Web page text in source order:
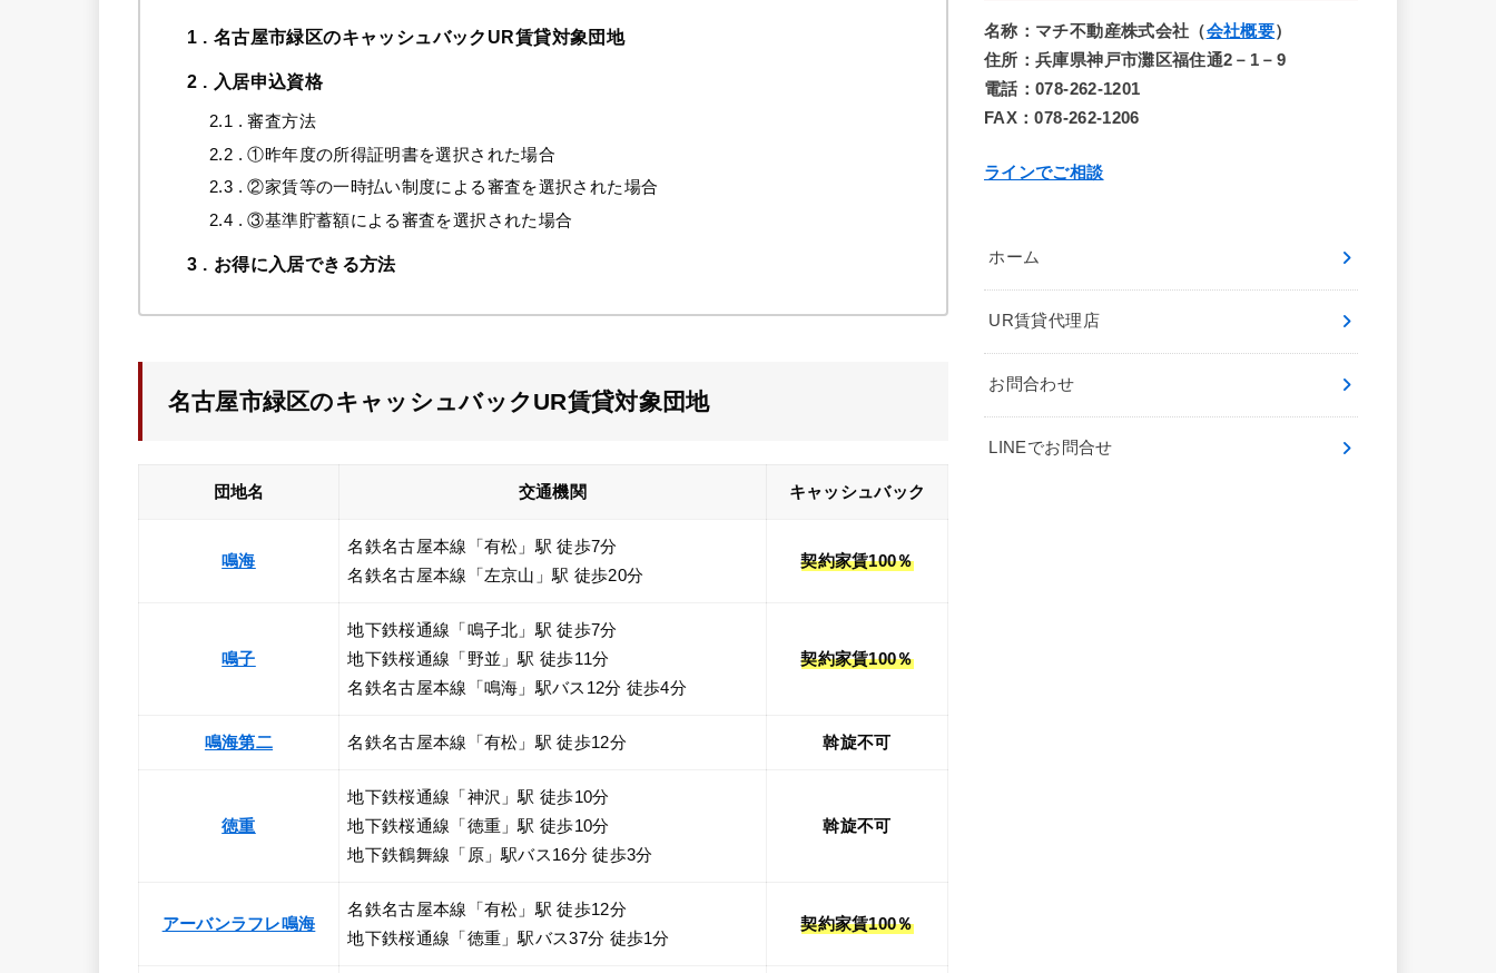
1 名古屋市緑区のキャッシュバックUR賃貸対象団地
2 入居申込資格
2.1
審査方法
2.2
①昨年度の所得証明書を選択された場合
2.3
②家賃等の一時払い制度による審査を選択された場合
2.4
③基準貯蓄額による審査を選択された場合
3 お得に入居できる方法
名古屋市緑区のキャッシュバックUR賃貸対象団地
団地名 交通機関 キャッシュバック
鳴海
名鉄名古屋本線「有松」駅 徒歩7分
名鉄名古屋本線「左京山」駅 徒歩20分
契約家賃100％
鳴子
地下鉄桜通線「鳴子北」駅 徒歩7分
地下鉄桜通線「野並」駅 徒歩11分
名鉄名古屋本線「鳴海」駅バス12分 徒歩4分
契約家賃100％
鳴海第二 名鉄名古屋本線「有松」駅 徒歩12分 斡旋不可
徳重
地下鉄桜通線「神沢」駅 徒歩10分
地下鉄桜通線「徳重」駅 徒歩10分
地下鉄鶴舞線「原」駅バス16分 徒歩3分
斡旋不可
アーバンラフレ鳴海
名鉄名古屋本線「有松」駅 徒歩12分
地下鉄桜通線「徳重」駅バス37分 徒歩1分
契約家賃100％
名称：マチ不動産株式会社（会社概要）
住所：兵庫県神戸市灘区福住通2－1－9
電話：078-262-1201
FAX：078-262-1206
ラインでご相談
ホーム
UR賃貸代理店
お問合わせ
LINEでお問合せ